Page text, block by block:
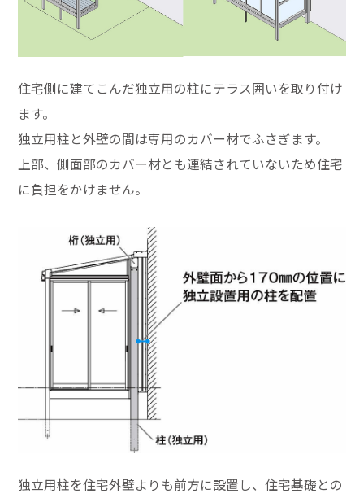
住宅側に建てこんだ独立用の柱にテラス囲いを取り付け
ます。
独立用柱と外壁の間は専用のカバー材でふさぎます。
上部、側面部のカバー材とも連結されていないため住宅
に負担をかけません。
独立用柱を住宅外壁よりも前方に設置し、住宅基礎との